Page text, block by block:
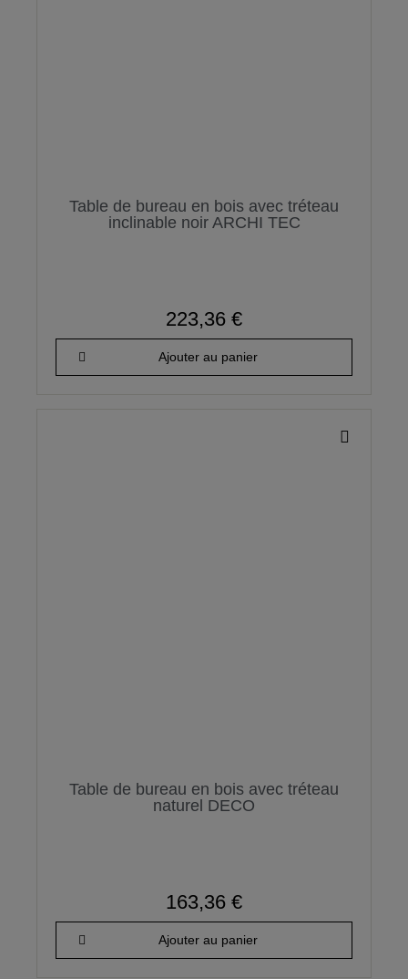
Table de bureau en bois avec tréteau
inclinable noir ARCHI TEC
223,36 €
Ajouter au panier
Table de bureau en bois avec tréteau
naturel DECO
163,36 €
Ajouter au panier